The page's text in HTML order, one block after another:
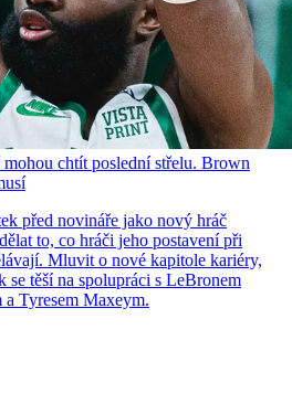
chtít poslední střelu. Brown
před novináře jako nový hráč
to, co hráči jeho postavení při
Mluvit o nové kapitole kariéry,
se těší na spolupráci s LeBronem
a Tyresem Maxeym.